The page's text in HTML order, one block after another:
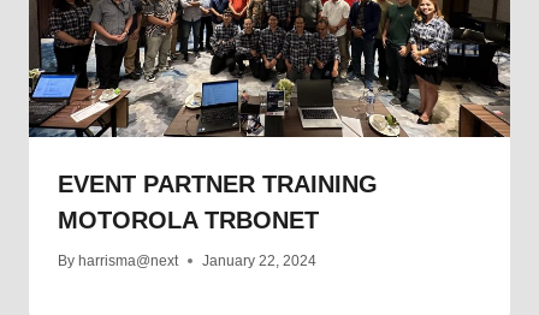
EVENT PARTNER TRAINING
MOTOROLA TRBONET
By harrisma@next January 22, 2024